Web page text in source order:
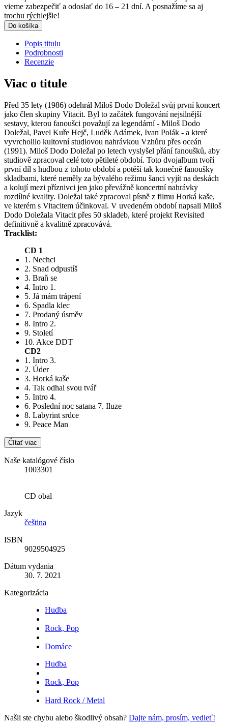
vieme zabezpečiť a odoslať do 16 – 21 dní. A posnažíme sa aj
trochu rýchlejšie!
Do košíka
Popis titulu
Podrobnosti
Recenzie
Viac o titule
Před 35 lety (1986) odehrál Miloš Dodo Doležal svůj první koncert
jako člen skupiny Vitacit. Byl to začátek fungování nejsilnější
sestavy, kterou fanoušci považují za legendární - Miloš Dodo
Doležal, Pavel Kuře Hejč, Luděk Adámek, Ivan Polák - a které
vyvrcholilo kultovní studiovou nahrávkou Vzhůru přes oceán
(1991). Miloš Dodo Doležal po letech vyslyšel přání fanoušků, aby
studiově zpracoval celé toto pětileté období. Toto dvojalbum tvoří
první díl s hudbou z tohoto období a potěší tak konečně fanoušky
skladbami, které neměly za bývalého režimu šanci vyjít na deskách
a kolují mezi příznivci jen jako převážně koncertní nahrávky
rozdílné kvality. Doležal také zpracoval písně z filmu Horká kaše,
ve kterém s Vitacitem účinkoval. V uvedeném období napsali Miloš
Dodo Doležala Vitacit přes 50 skladeb, které projekt Revisited
definitivně a kvalitně zpracovává.
Tracklist:
CD 1
1. Nechci
2. Snad odpustíš
3. Braň se
4. Intro 1.
5. Já mám trápení
6. Spadla klec
7. Prodaný úsměv
8. Intro 2.
9. Století
10. Akce DDT
CD2
1. Intro 3.
2. Úder
3. Horká kaše
4. Tak odhal svou tvář
5. Intro 4.
6. Poslední noc satana 7. Iluze
8. Labyrint srdce
9. Peace Man
Čítať viac
Naše katalógové číslo
1003301
CD obal
Jazyk
čeština
ISBN
9029504925
Dátum vydania
30. 7. 2021
Kategorizácia
Hudba
Rock, Pop
Domáce
Hudba
Rock, Pop
Hard Rock / Metal
Našli ste chybu alebo škodlivý obsah? Dajte nám, prosím, vedieť!